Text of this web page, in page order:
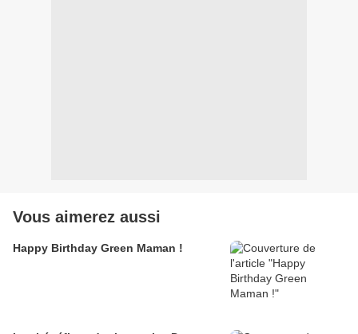
Vous aimerez aussi
Happy Birthday Green Maman !